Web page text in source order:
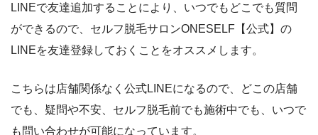
LINEで友達追加することにより、いつでもどこでも質問
ができるので、セルフ脱毛サロンONESELF【公式】の
LINEを友達登録しておくことをオススメします。
こちらは店舗関係なく公式LINEになるので、どこの店舗
でも、疑問や不安、セルフ脱毛前でも施術中でも、いつで
も問い合わせが可能になっています。